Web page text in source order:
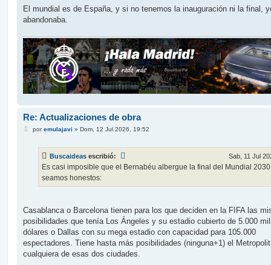
El mundial es de España, y si no tenemos la inauguración ni la final,
abandonaba.
Re: Actualizaciones de obra
Mporemulajavi » Dom, 12 Jul 2026, 19:52
Buscaideas escribió: Sab, 11 Jul
Es casi imposible que el Bernabéu albergue la final del Mundial
seamos honestos:
Casablanca o Barcelona tienen para los que deciden en la FIFA las
posibilidades que tenía Los Ángeles y su estadio cubierto de 5.000
dólares o Dallas con su mega estadio con capacidad para 105.000
espectadores. Tiene hasta más posibilidades (ninguna+1) el
cualquiera de esas dos ciudades.